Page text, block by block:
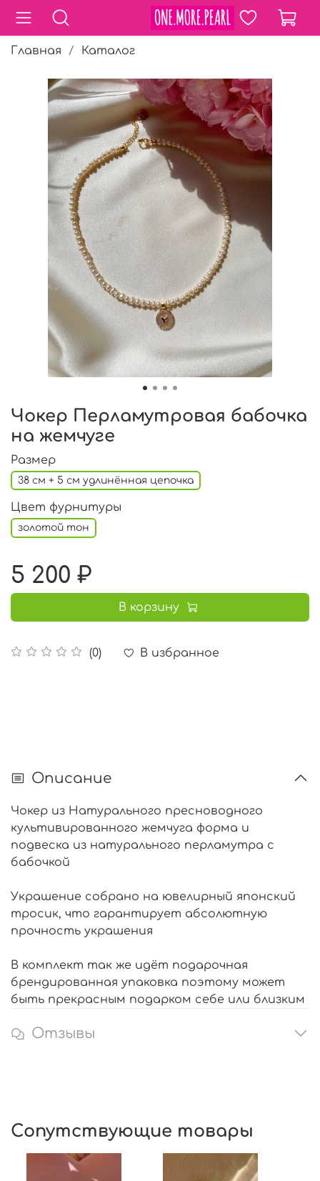
Главная Каталог
Чокер Перламутровая бабочка
на жемчуге
(0) В избранное
Размер
38 см + 5 см удлинённая цепочка
Цвет фурнитуры
золотой тон
5 200 ₽
В корзину
Описание
Чокер из Натурального пресноводного
культивированного жемчуга форма и
подвеска из натурального перламутра с
бабочкой
Украшение собрано на ювелирный японский
тросик, что гарантирует абсолютную
прочность украшения
В комплект так же идёт подарочная
брендированная упаковка поэтому может
быть прекрасным подарком себе или близким
Отзывы
Сопутствующие товары